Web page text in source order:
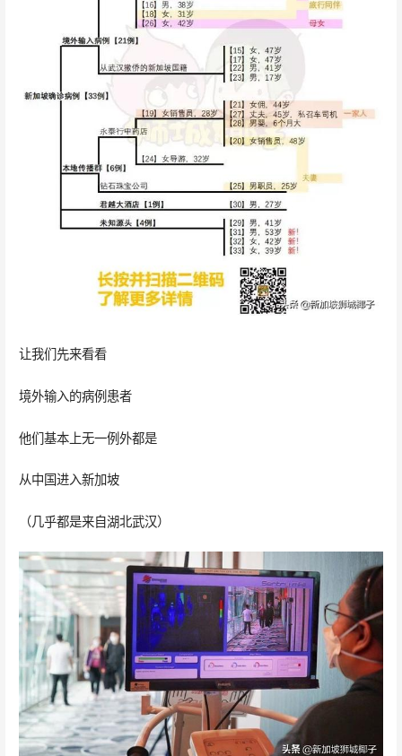
让我们先来看看
境外输入的病例患者
他们基本上无一例外都是
从中国进入新加坡
（几乎都是来自湖北武汉）